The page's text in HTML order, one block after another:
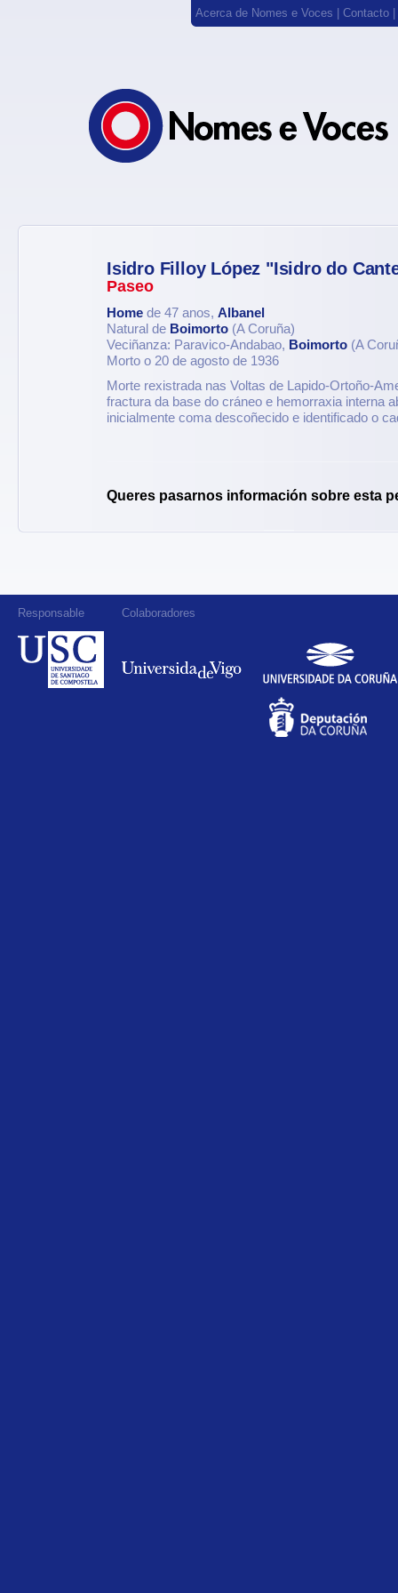
Acerca de Nomes e Voces Contacto
Isidro Filloy López "Isidro do
Paseo
Home de 47 anos, Albanel
Natural de Boimorto (A Coruña)
Veciñanza: Paravico-Andabao, Boimorto (A
Morto o 20 de agosto de 1936
Morte rexistrada nas Voltas de Lapido-Ortoño-
fractura da base do cráneo e hemorraxia interna
inicialmente coma descoñecido e identificado o
Queres pasarnos información sobre esta
Responsable Colaboradores